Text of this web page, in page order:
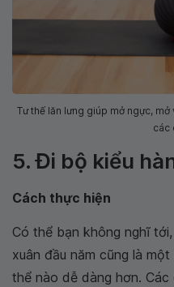
Tư thế lăn lưng giúp mở ngực,
các
5. Đi bộ kiểu
Cách thực hiện
Có thể bạn không nghĩ
xuân đầu năm cũng là
thể nào dễ dàng hơn.